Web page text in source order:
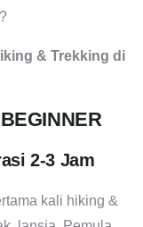
& Trekking di
2-3 Jam
kali hiking &